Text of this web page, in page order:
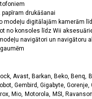
drukāšanai
digitālajām kamerām
no konsoles līdz Wii
navigātori un navigātoru
Avast, Barkan, Beko,
Gembird, Gigabyte,
Mio, Motorola, MSI,